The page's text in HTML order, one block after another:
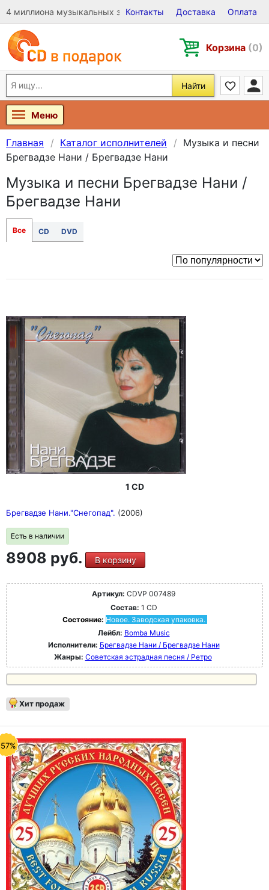
4 миллиона музыкальных записей на Виниле, CD и DVD
Контакты Доставка Оплата
Корзина (0)
Найти
Меню
Главная Каталог исполнителей
Музыка и песни
Брегвадзе Нани / Брегвадзе Нани
Музыка и песни Брегвадзе Нани /
Брегвадзе Нани
Все CD DVD
1 CD
Брегвадзе Нани."Снегопад". (2006)
Есть в наличии
8908 руб. В корзину
Артикул: CDVP 007489
Состав: 1 CD
Состояние: Новое. Заводская упаковка.
Лейбл: Bomba Music
Исполнители: Брегвадзе Нани / Брегвадзе Нани
Жанры: Советская эстрадная песня / Ретро
Хит продаж